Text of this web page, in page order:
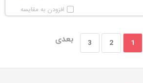
افزودن به مقایسه
1
2
3 بعدی